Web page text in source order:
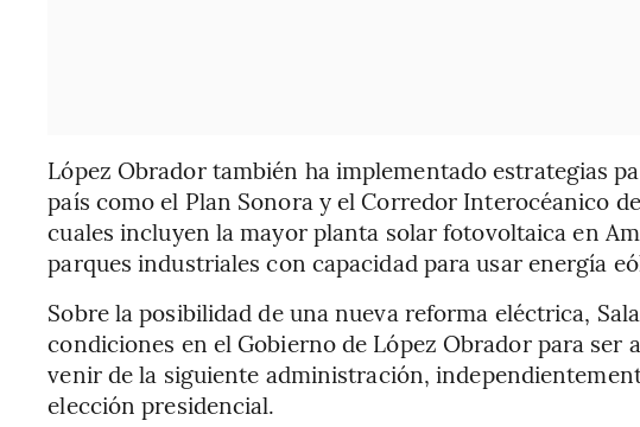
López Obrador también ha implementado estrategias
país como el Plan Sonora y el Corredor Interocéanico
cuales incluyen la mayor planta solar fotovoltaica en
parques industriales con capacidad para usar energía
Sobre la posibilidad de una nueva reforma eléctrica,
condiciones en el Gobierno de López Obrador para ser
venir de la siguiente administración,
elección presidencial.